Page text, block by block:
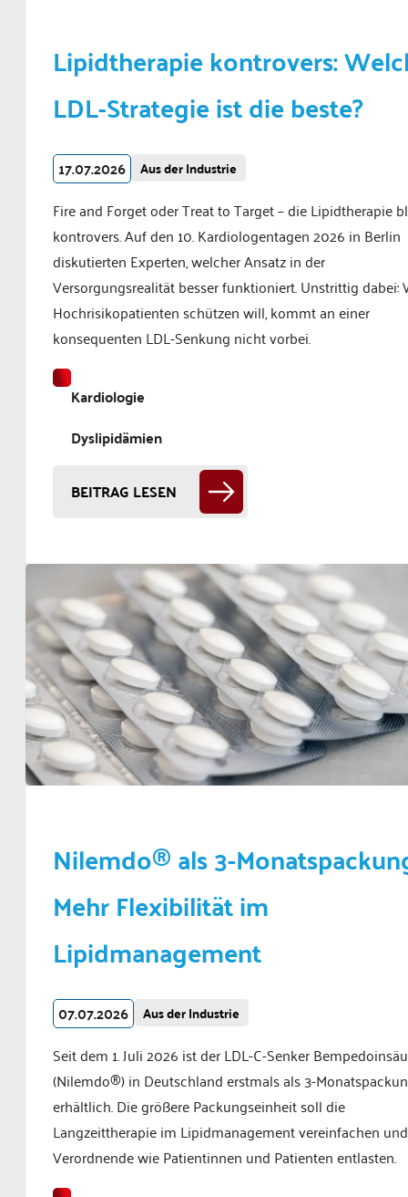
Lipidtherapie kontrovers:
LDL-Strategie ist die beste?
17.07.2026 Aus der Industrie
Fire and Forget oder Treat to Target – die Lipidtherapie
kontrovers. Auf den 10. Kardiologentagen 2026 in Berlin
diskutierten Experten, welcher Ansatz in der
Versorgungsrealität besser funktioniert. Unstrittig dabei:
Hochrisikopatienten schützen will, kommt an einer
konsequenten LDL-Senkung nicht vorbei.
Kardiologie
Dyslipidämien
BEITRAG LESEN
Nilemdo® als 3-
Mehr Flexibilität im
Lipidmanagement
07.07.2026 Aus der Industrie
Seit dem 1. Juli 2026 ist der LDL-C-Senker
(Nilemdo®) in Deutschland erstmals als 3-
erhältlich. Die größere Packungseinheit soll die
Langzeittherapie im Lipidmanagement vereinfachen und
Verordnende wie Patientinnen und Patienten entlasten.